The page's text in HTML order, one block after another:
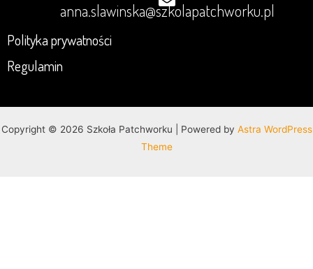
anna.slawinska@szkolapatchworku.pl
Polityka prywatności
Regulamin
Copyright © 2026 Szkoła Patchworku | Powered by Astra WordPress
Theme